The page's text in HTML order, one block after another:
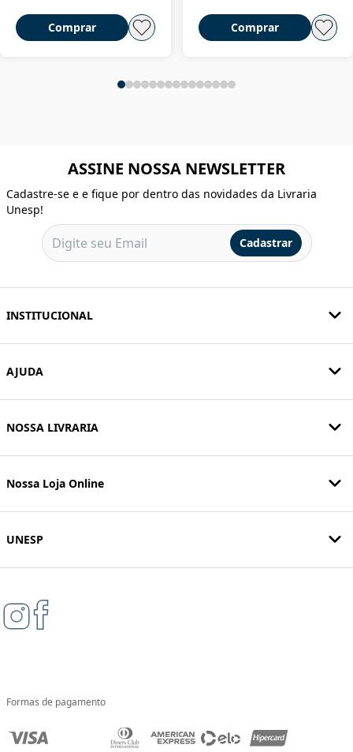
Comprar Comprar
ASSINE NOSSA NEWSLETTER
Cadastre-se e e fique por dentro das novidades da Livraria
Unesp!
Cadastrar
INSTITUCIONAL
AJUDA
NOSSA LIVRARIA
Nossa Loja Online
UNESP
Formas de pagamento